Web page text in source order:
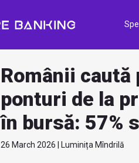
Românii caută
ponturi de la
în bursă: 57%
26 March 2026 | Luminița Mîndrilă